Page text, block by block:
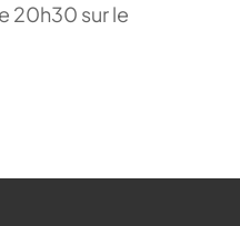
20h30 sur le